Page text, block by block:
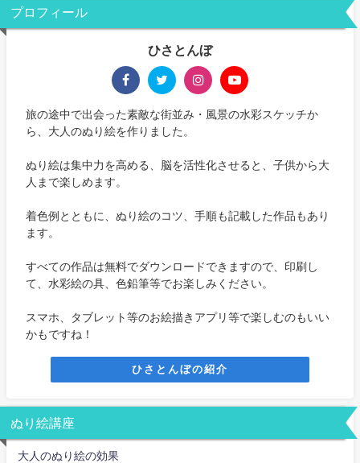
プロフィール
ひさとんぼ
旅の途中で出会った素敵な街並み・風景の水彩スケッチか
ら、大人のぬり絵を作りました。
ぬり絵は集中力を高める、脳を活性化させると、子供から大
人まで楽しめます。
着色例とともに、ぬり絵のコツ、手順も記載した作品もあり
ます。
すべての作品は無料でダウンロードできますので、印刷し
て、水彩絵の具、色鉛筆等でお楽しみください。
スマホ、タブレット等のお絵描きアプリ等で楽しむのもいい
かもですね！
ひさとんぼの紹介
ぬり絵講座
大人のぬり絵の効果